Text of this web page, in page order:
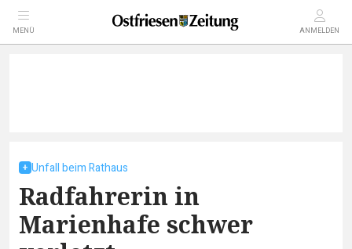
MENÜ ANMELDEN
Unfall beim Rathaus
Radfahrerin in
Marienhafe schwer